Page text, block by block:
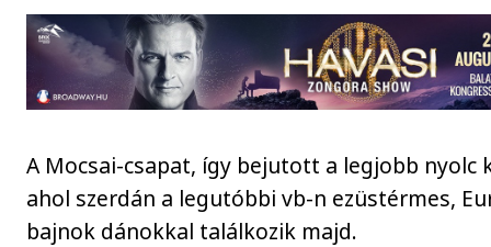
A Mocsai-csapat, így bejutott a legjobb nyolc
ahol szerdán a legutóbbi vb-n ezüstérmes,
bajnok dánokkal találkozik majd.